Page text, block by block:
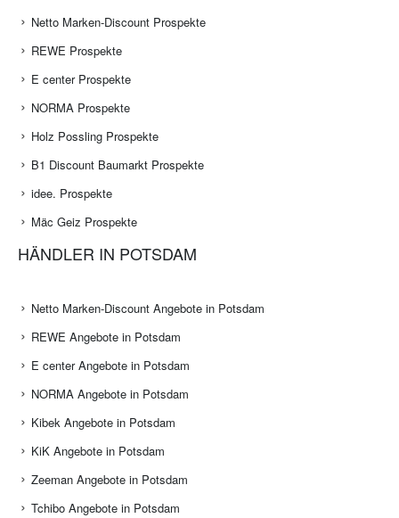
Netto Marken-Discount Prospekte
REWE Prospekte
E center Prospekte
NORMA Prospekte
Holz Possling Prospekte
B1 Discount Baumarkt Prospekte
idee. Prospekte
Mäc Geiz Prospekte
HÄNDLER IN POTSDAM
Netto Marken-Discount Angebote in Potsdam
REWE Angebote in Potsdam
E center Angebote in Potsdam
NORMA Angebote in Potsdam
Kibek Angebote in Potsdam
KiK Angebote in Potsdam
Zeeman Angebote in Potsdam
Tchibo Angebote in Potsdam